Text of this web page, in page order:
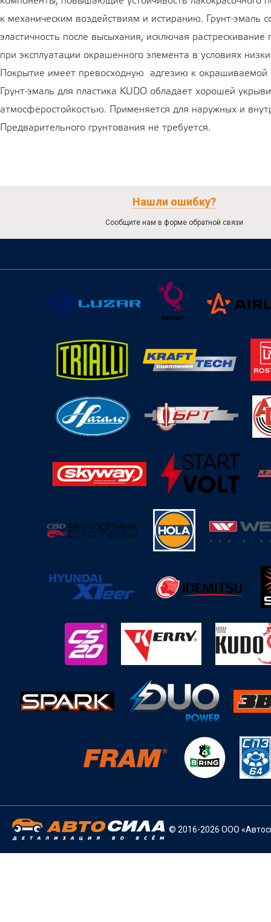
к механическим воздействиям и истиранию. Грунт-эмаль
эластичность после высыхания, исключая
при эксплуатации окрашенного элемента в условиях
Покрытие имеет превосходную адгезию к окрашиваемой
Грунт-эмаль для пластика KUDO обладает хорошей
атмосферостойкостью. Применяется для наружных и
Предварительного грунтования не требуется.
Нашли ошибку?
Сообщите нам в форме обратной связи
© 2016-2026 ООО